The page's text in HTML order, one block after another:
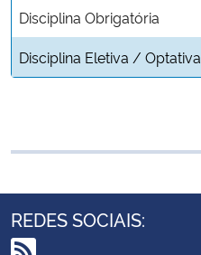
Disciplina Obrigatória
Disciplina Eletiva / Optativa
REDES SOCIAIS: